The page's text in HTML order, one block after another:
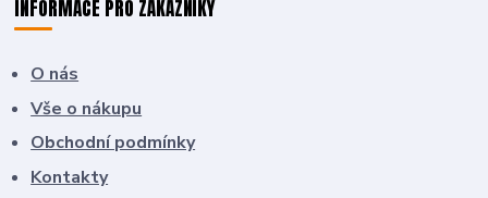
INFORMACE PRO ZÁKAZNÍKY
O nás
Vše o nákupu
Obchodní podmínky
Kontakty